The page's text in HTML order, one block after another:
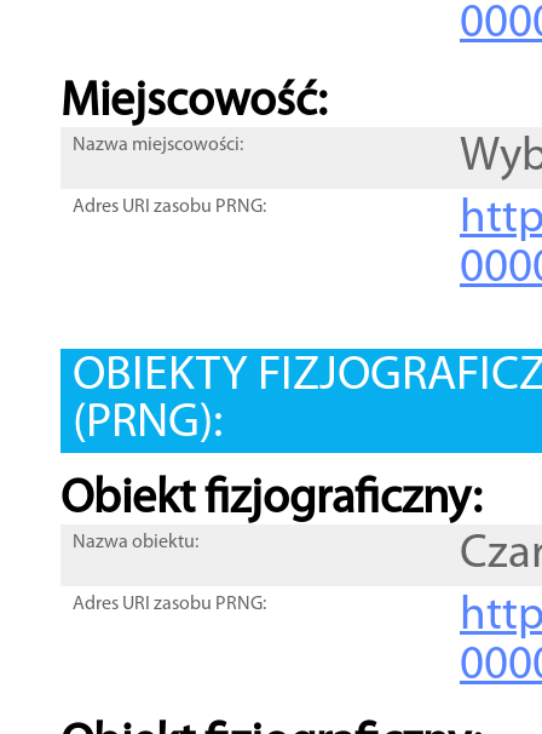
Miejscowość:
Nazwa miejscowości:
Adres URI zasobu PRNG:
OBIEKTY
(PRNG):
Obiekt fizjograficzny:
Nazwa obiektu:
Adres URI zasobu PRNG: